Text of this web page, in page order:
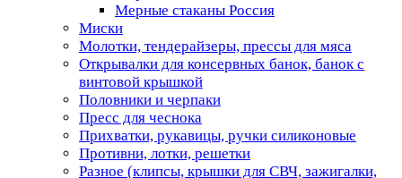
Мерные стаканы Россия
Миски
Молотки, тендерайзеры, прессы для мяса
Открывалки для консервных банок, банок с
винтовой крышкой
Половники и черпаки
Пресс для чеснока
Прихватки, рукавицы, ручки силиконовые
Противни, лотки, решетки
Разное (клипсы, крышки для СВЧ, зажигалки,